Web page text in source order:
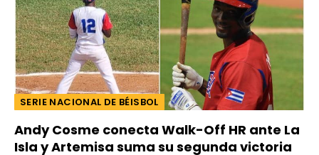
SERIE NACIONAL DE BÉISBOL
Andy Cosme conecta Walk-Off HR ante La
Isla y Artemisa suma su segunda victoria